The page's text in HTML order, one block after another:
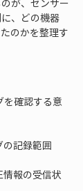
が、センサー
、どの機器
のかを整理す
を確認する意
報の受信状